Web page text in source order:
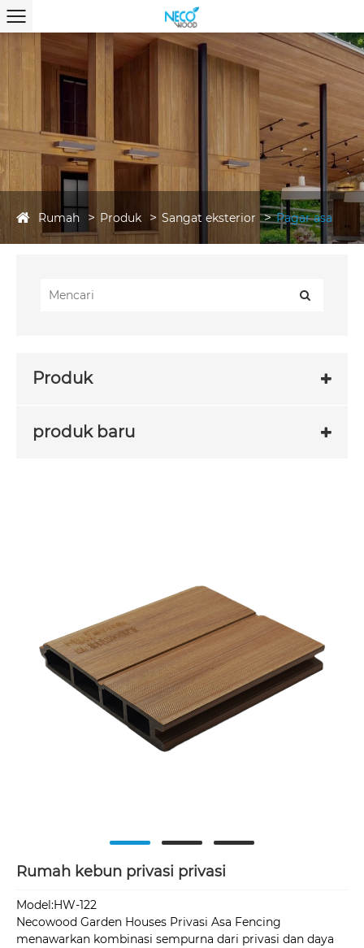
Rumah Produk Sangat eksterior Pagar asa
Produk
produk baru
Rumah kebun privasi privasi
Model:HW-122
Necowood Garden Houses Privasi Asa Fencing
menawarkan kombinasi sempurna dari privasi dan daya